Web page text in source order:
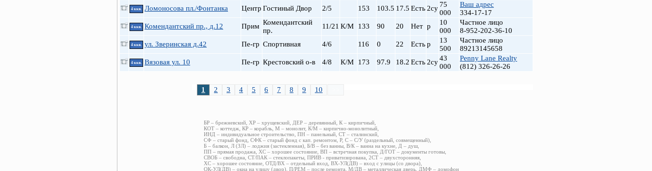
4 ккв. Ломоносова пл./Фонтанка Центр Гостиный Двор 2/5 153 103.5 17.5 Есть 2су 75
000
Ваш адрес
334-17-17
4 ккв. Комендантский пр., д.12 Прим Комендантский
пр.
11/21 К/М 133 90 20 Нет р
10
000
Частное лицо
8-952-202-36-10
4 ккв. ул. Зверинская д.42 Пе-гр Спортивная 4/6 116 0 22 Естьр
13
500
Частное лицо
89213145658
4 ккв. Вязовая ул. 10 Пе-гр Крестовский о-в 4/8 К/М 173 97.9 18.2 Есть 2су43
000
Penny Lane Realty
(812) 326-26-26
1 2 3 4 5 6 7 8 9 10
БР – брежневский, ХР – хрущевский, ДЕР – деревянный, К – кирпичный,
КОТ – коттедж, КР – корабль, М – монолит, К/М – кирпично-монолитный,
ИНД – индивидуальное строительство, ПН – панельный, СТ – сталинский,
СФ – старый фонд, СФК – старый фонд с кап. ремонтом, Р, С – С/У (раздельный, совмещенный),
Б – балкон, Л (ЗЛ) – лоджия (застекленная), Б/В – без ванны, В/К – ванна на кухне, Д – душ,
ПП – прямая продажа, ХС – хорошее состояние, ВП – встречная покупка, Д/ГОТ – документы готовы,
СВОБ – свободна, СТ/ПАК – стеклопакеты, ПРИВ - приватизирована, 2СТ – двухсторонняя,
ХС – хорошее состояние, ОТД/ВХ – отдельный вход, ВХ-УЛ(ДВ) – вход с улицы (со двора),
ОК-УЛ(ДВ) – окна на улицу (двор), П/РЕМ – после ремонта, М/ДВ – металлическая дверь, ДМФ – домофон